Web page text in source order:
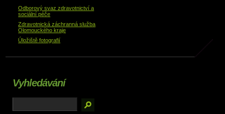
Odborový svaz zdravotnictví a
sociální péče
Zdravotnická záchranná služba
Olomouckého kraje
Úložiště fotografií
Vyhledávání